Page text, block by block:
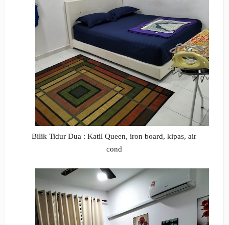
Bilik Tidur Dua : Katil Queen,iron board, kipas, air
cond